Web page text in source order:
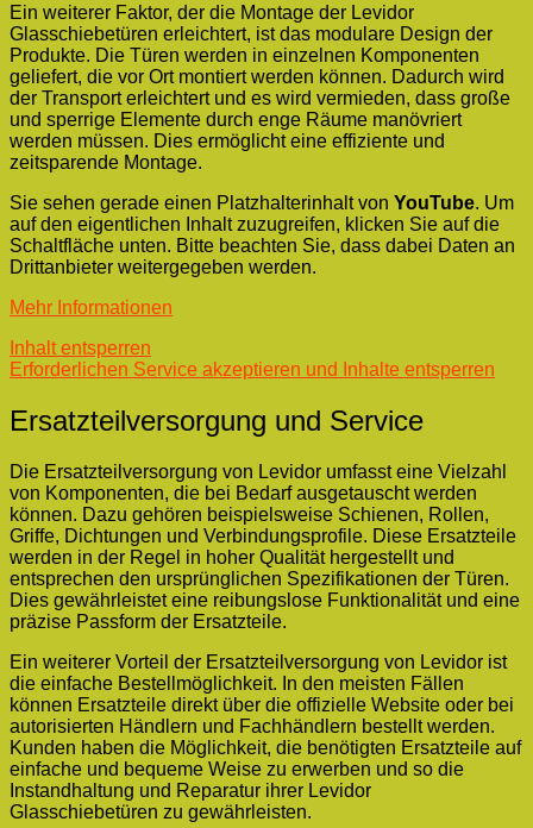
Ein weiterer Faktor, der die Montage der Levidor
Glasschiebetüren erleichtert, ist das modulare Design der
Produkte. Die Türen werden in einzelnen Komponenten
geliefert, die vor Ort montiert werden können. Dadurch wird
der Transport erleichtert und es wird vermieden, dass große
und sperrige Elemente durch enge Räume manövriert
werden müssen. Dies ermöglicht eine effiziente und
zeitsparende Montage.
Sie sehen gerade einen Platzhalterinhalt von YouTube. Um
auf den eigentlichen Inhalt zuzugreifen, klicken Sie auf die
Schaltfläche unten. Bitte beachten Sie, dass dabei Daten an
Drittanbieter weitergegeben werden.
Mehr Informationen
Inhalt entsperren
Erforderlichen Service akzeptieren und Inhalte entsperren
Ersatzteilversorgung und Service
Die Ersatzteilversorgung von Levidor umfasst eine Vielzahl
von Komponenten, die bei Bedarf ausgetauscht werden
können. Dazu gehören beispielsweise Schienen, Rollen,
Griffe, Dichtungen und Verbindungsprofile. Diese Ersatzteile
werden in der Regel in hoher Qualität hergestellt und
entsprechen den ursprünglichen Spezifikationen der Türen.
Dies gewährleistet eine reibungslose Funktionalität und eine
präzise Passform der Ersatzteile.
Ein weiterer Vorteil der Ersatzteilversorgung von Levidor ist
die einfache Bestellmöglichkeit. In den meisten Fällen
können Ersatzteile direkt über die offizielle Website oder bei
autorisierten Händlern und Fachhändlern bestellt werden.
Kunden haben die Möglichkeit, die benötigten Ersatzteile auf
einfache und bequeme Weise zu erwerben und so die
Instandhaltung und Reparatur ihrer Levidor
Glasschiebetüren zu gewährleisten.